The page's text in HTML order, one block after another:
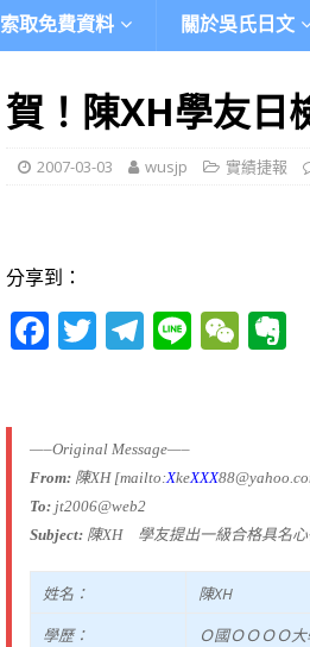
索取免費資料 關於吳氏日文
賀！陳XH學友日
2007-03-03 wusjp 實績捷報
分享到：
F
e
b
o
o
k
T
te
r
T
g
ra
m
Li W
at n
o
—–Original Message—–
From: 陳XH [mailto:XkeXXX
To: jt2006@web2
Subject: 陳XH 學友提出一級合格具名心
姓名： 陳XH
學歷：
Ｏ國ＯＯＯＯ